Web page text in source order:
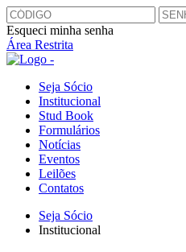
Esqueci minha senha
Área Restrita
Seja Sócio
Institucional
Stud Book
Formulários
Notícias
Eventos
Leilões
Contatos
Seja Sócio
Institucional